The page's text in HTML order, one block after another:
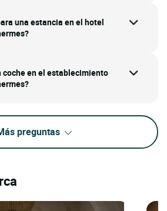
una estancia en el hotel
coche en el establecimiento
preguntas